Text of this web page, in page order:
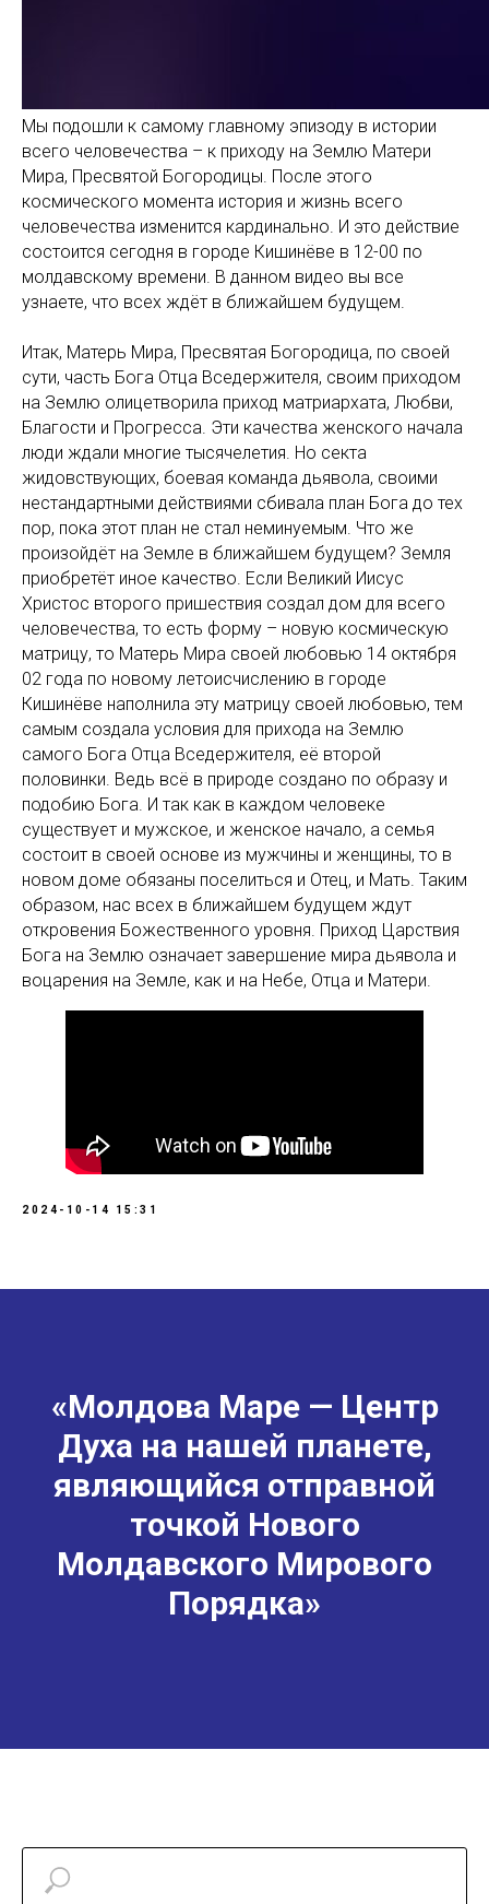
Мы подошли к самому главному эпизоду в истории
всего человечества – к приходу на Землю Матери
Мира, Пресвятой Богородицы. После этого
космического момента история и жизнь всего
человечества изменится кардинально. И это действие
состоится сегодня в городе Кишинёве в 12-00 по
молдавскому времени. В данном видео вы все
узнаете, что всех ждёт в ближайшем будущем.
Итак, Матерь Мира, Пресвятая Богородица, по своей
сути, часть Бога Отца Вседержителя, своим приходом
на Землю олицетворила приход матриархата, Любви,
Благости и Прогресса. Эти качества женского начала
люди ждали многие тысячелетия. Но секта
жидовствующих, боевая команда дьявола, своими
нестандартными действиями сбивала план Бога до тех
пор, пока этот план не стал неминуемым. Что же
произойдёт на Земле в ближайшем будущем? Земля
приобретёт иное качество. Если Великий Иисус
Христос второго пришествия создал дом для всего
человечества, то есть форму – новую космическую
матрицу, то Матерь Мира своей любовью 14 октября
02 года по новому летоисчислению в городе
Кишинёве наполнила эту матрицу своей любовью, тем
самым создала условия для прихода на Землю
самого Бога Отца Вседержителя, её второй
половинки. Ведь всё в природе создано по образу и
подобию Бога. И так как в каждом человеке
существует и мужское, и женское начало, а семья
состоит в своей основе из мужчины и женщины, то в
новом доме обязаны поселиться и Отец, и Мать. Таким
образом, нас всех в ближайшем будущем ждут
откровения Божественного уровня. Приход Царствия
Бога на Землю означает завершение мира дьявола и
воцарения на Земле, как и на Небе, Отца и Матери.
2024-10-14 15:31
«Молдова Маре — Центр
Духа на нашей планете,
являющийся отправной
точкой Нового
Молдавского Мирового
Порядка»